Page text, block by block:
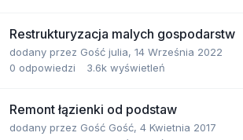
Restrukturyzacja malych gospodarstw
dodany przez Gość julia, 14 Września 2022
0 odpowiedzi 3.6k wyświetleń
Remont łązienki od podstaw
dodany przez Gość Gość, 4 Kwietnia 2017